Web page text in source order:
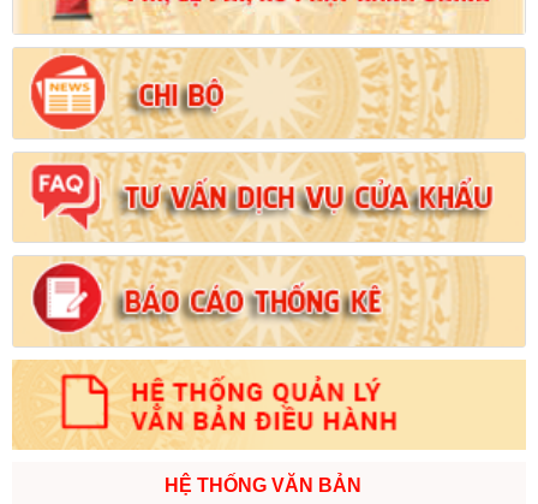
HỆ THỐNG VĂN BẢN
Tên:(Nghị định Quy định chi tiết thi hành một số điều của Luật
Đất đai)
Ngày ban hành: (21/08/2024)
Số:103/2024/NĐ-CP
Tên:(Nghị định Quy định về tiền sử dụng đất, tiền thuê đất)
Ngày ban hành: (21/08/2024)
Số:1731/KH-UBND
Tên:(Kế hoạch triển khai thi hành Luật Đất đai năm 2024)
Ngày ban hành: (21/08/2024)
Số:71/2024/NĐ-CP
Tên:(Nghị định Quy định về giá đất)
Ngày ban hành: (21/08/2024)
31/2024/QH15